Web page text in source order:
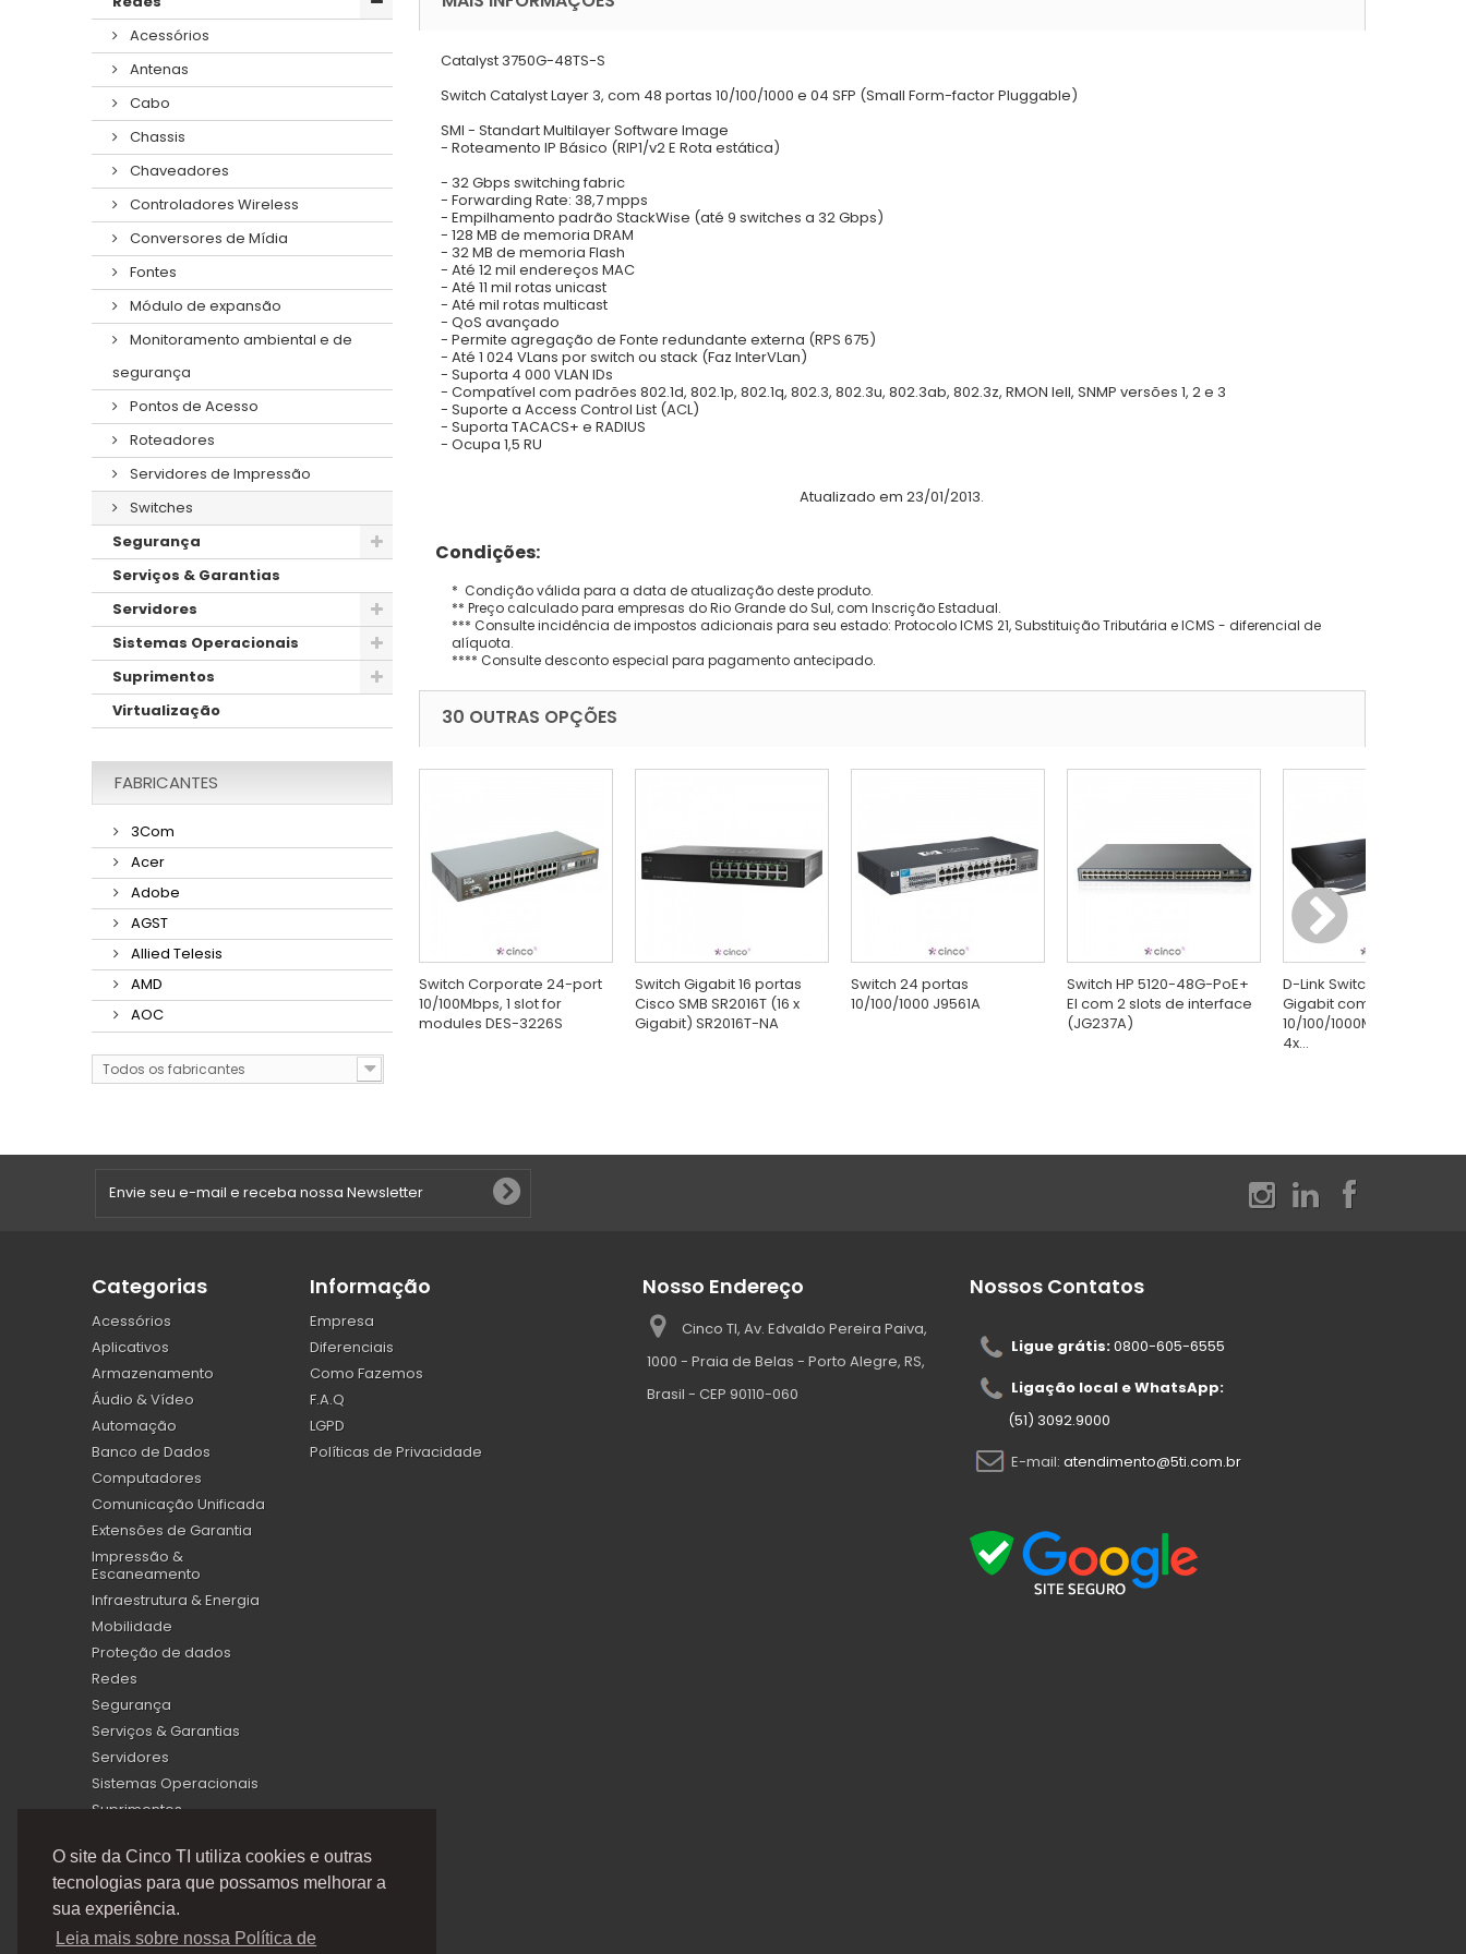
O site da Cinco TI utiliza cookies e outras
tecnologias para que possamos melhorar a
sua experiência.
Leia mais sobre nossa Política de
Acessórios
Antenas
Cabo
Chassis
Chaveadores
Controladores Wireless
Conversores de Mídia
Fontes
Módulo de expansão
Monitoramento ambiental e de
segurança
Pontos de Acesso
Roteadores
Servidores de Impressão
Switches
Segurança
Serviços & Garantias
Servidores
Sistemas Operacionais
Suprimentos
Virtualização
FABRICANTES
3Com
Acer
Adobe
AGST
Allied Telesis
AMD
AOC
Todos os fabricantes
Catalyst 3750G-48TS-S
Switch Catalyst Layer 3, com 48 portas 10/100/1000 e 04 SFP (Small Form-factor Pluggable)
SMI - Standart Multilayer Software Image
- Roteamento IP Básico (RIP1/v2 E Rota estática)
- 32 Gbps switching fabric
- Forwarding Rate: 38,7 mpps
- Empilhamento padrão StackWise (até 9 switches a 32 Gbps)
- 128 MB de memoria DRAM
- 32 MB de memoria Flash
- Até 12 mil endereços MAC
- Até 11 mil rotas unicast
- Até mil rotas multicast
- QoS avançado
- Permite agregação de Fonte redundante externa (RPS 675)
- Até 1 024 VLans por switch ou stack (Faz InterVLan)
- Suporta 4 000 VLAN IDs
- Compatível com padrões 802.1d, 802.1p, 802.1q, 802.3, 802.3u, 802.3ab, 802.3z, RMON IeII, SNMP versões 1, 2 e 3
- Suporte a Access Control List (ACL)
- Suporta TACACS+ e RADIUS
- Ocupa 1,5 RU
Atualizado em 23/01/2013.
Condições:
* Condição válida para a data de atualização deste produto.
** Preço calculado para empresas do Rio Grande do Sul, com Inscrição Estadual.
*** Consulte incidência de impostos adicionais para seu estado: Protocolo ICMS 21, Substituição Tributária e ICMS - diferencial de
alíquota.
**** Consulte desconto especial para pagamento antecipado.
30 OUTRAS OPÇÕES
Switch Corporate 24-port
10/100Mbps, 1 slot for
modules DES-3226S
Switch Gigabit 16 portas
Cisco SMB SR2016T (16 x
Gigabit) SR2016T-NA
Switch 24 portas
10/100/1000 J9561A
Switch HP 5120-48G-PoE+
EI com 2 slots de interface
(JG237A)
D-Link Switch Gerenciável
Gigabit com 24x
10/100/1000Mbps RJ45 +
4x...
Categorias
Acessórios
Aplicativos
Armazenamento
Áudio & Vídeo
Automação
Banco de Dados
Computadores
Comunicação Unificada
Extensões de Garantia
Impressão &
Escaneamento
Infraestrutura & Energia
Mobilidade
Proteção de dados
Redes
Segurança
Serviços & Garantias
Servidores
Sistemas Operacionais
Suprimentos
Informação
Empresa
Diferenciais
Como Fazemos
F.A.Q
LGPD
Políticas de Privacidade
Nosso Endereço
Cinco TI, Av. Edvaldo Pereira Paiva,
1000 - Praia de Belas - Porto Alegre, RS,
Brasil - CEP 90110-060
Nossos Contatos
Ligue grátis:0800-605-6555
Ligação local e WhatsApp:
(51) 3092.9000
E-mail: atendimento@5ti.com.br